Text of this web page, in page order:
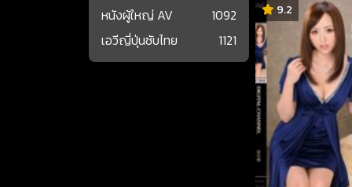
หนังผู้ใหญ่ AV
1092
เอวีญี่ปุ่นซับไทย
1121
9.2